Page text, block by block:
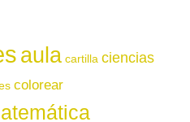
aula cartilla ciencias
colorear